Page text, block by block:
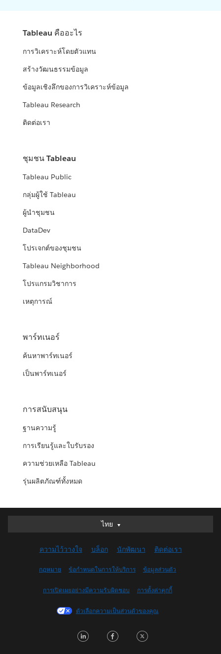
Tableau คืออะไร
การวิเคราะห์โดยตัวแทน
สร้างวัฒนธรรมข้อมูล
ข้อมูลเชิงลึกของการวิเคราะห์ข้อมูล
Tableau Research
ติดต่อเรา
ชุมชน Tableau
Tableau Public
กลุ่มผู้ใช้ Tableau
ผู้นำชุมชน
DataDev
โปรเจกต์ของชุมชน
Tableau Neighborhood
โปรแกรมวิชาการ
เหตุการณ์
พาร์ทเนอร์
ค้นหาพาร์ทเนอร์
เป็นพาร์ทเนอร์
การสนับสนุน
ฐานความรู้
การเรียนรู้และใบรับรอง
ความช่วยเหลือ Tableau
รุ่นผลิตภัณฑ์ทั้งหมด
ไทย
ไทย
English (UK)
English (US)
Français (Canada)
Français (France)
日本語
ความไว้วางใจ บล็อก นักพัฒนา ติดต่อเรา
กฎหมาย ข้อกำหนดในการให้บริการ ข้อมูลส่วนตัว
การเปิดเผยอย่างมีความรับผิดชอบ การตั้งค่าคุกกี้
ตัวเลือกความเป็นส่วนตัวของคุณ
LinkedInFacebook